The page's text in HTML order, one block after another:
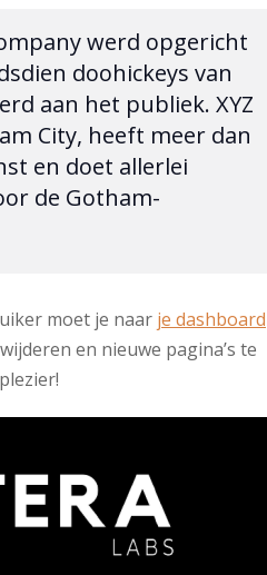
werd opgericht
doohickeys van
aan het publiek. XYZ
City, heeft meer dan
en doet allerlei
de Gotham-
moet je naar je dashboard
en nieuwe pagina’s te